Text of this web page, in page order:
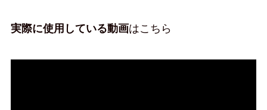
実際に使用している動画はこちら